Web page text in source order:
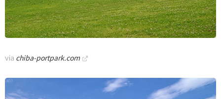
via chiba-portpark.com